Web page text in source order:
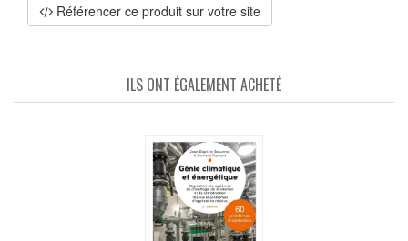
Référencer ce produit sur votre site
ILS ONT ÉGALEMENT ACHETÉ